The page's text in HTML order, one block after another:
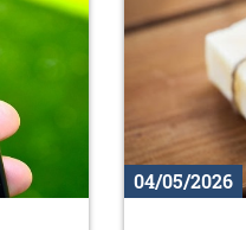
04/05/2026